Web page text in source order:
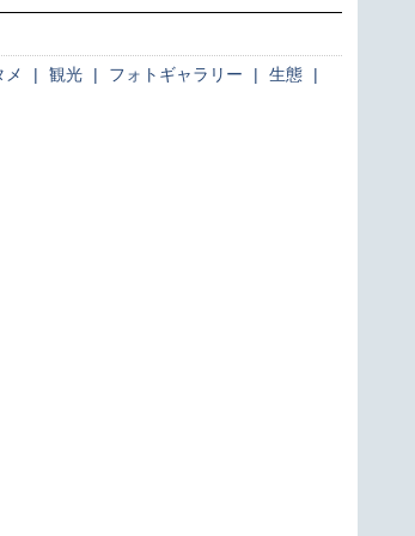
メ | 観光 | フォトギャラリー | 生態
|